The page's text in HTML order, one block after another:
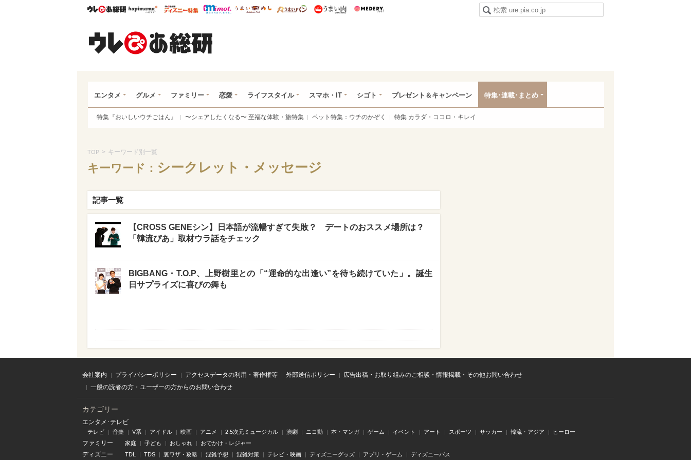
ウレぴあ総研ハピママ* ウレぴあ総研 ディズニー特集
mimot. うまいめし うまいパン うまい肉
エンタメ グルメ ファミリー 恋愛 ライフスタイル スマホ・IT シゴト プレゼント＆キャンペーン 特集･連載･まとめ
特集『おいしいウチごはん』 〜シェアしたくなる〜 至福な体験・旅特集 ペット特集：ウチのかぞく 特集 カラダ・ココロ・キレイ
TOP > キーワード別一覧
キーワード： シークレット・メッセージ
記事一覧
【CROSS GENEシン】日本語が流暢すぎて失敗？ デートのおススメ場所は？
「韓流ぴあ」取材ウラ話をチェック
BIGBANG・T.O.P、上野樹里との「“運命的な出逢い”を待ち続けていた」。誕生
日サプライズに喜びの舞も
会社案内 プライバシーポリシー アクセスデータの利用・著作権等 外部送信ポリシー
広告出稿・お取り組みのご相談・情報掲載・その他お問い合わせ
一般の読者の方・ユーザーの方からのお問い合わせ
カテゴリー
エンタメ･テレビ
テレビ 音楽 V系 アイドル 映画 アニメ 2.5次元ミュージカル 演劇 ニコ動 本・マンガ ゲーム イベント アート スポーツ サッカー 韓流・アジア ヒーロー
ファミリー 家庭 子ども おしゃれ おでかけ・レジャー
ディズニー TDL TDS 裏ワザ・攻略 混雑予想 混雑対策 テレビ・映画 ディズニーグッズ アプリ・ゲーム ディズニーパス